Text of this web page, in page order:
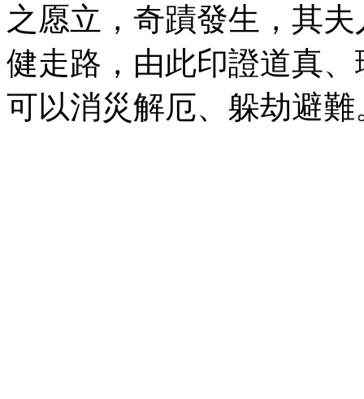
之愿立，奇蹟發生，其
健走路，由此印證道真
可以消災解厄、躲劫避難